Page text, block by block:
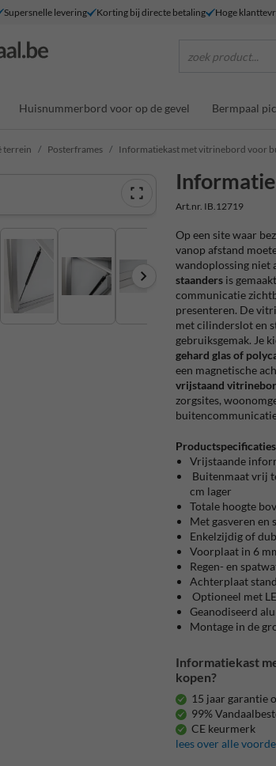
Supersnelle levering Korting bij directe betaling Hoge
zoek product...
Huisnummerbord voor op de gevel Bermpaal
terrein Posterframes Informatiekast met vitrinebord voor
Art.nr. IB.12719
Op een site waar
vanop afstand
wandoplossing niet
staanders is
communicatie
presenteren. De
met cilinderslot en
gebruiksgemak. Je
gehard glas of
een magnetische
vrijstaand
zorgsites,
Vrijstaande
Buitenmaat vrij
cm lager
Totale hoogte
Met gasveren en
Enkelzijdig of
Voorplaat in 6
Regen- en
Achterplaat
Optioneel met
Geanodiseerd
Montage in de
Informatiekast
kopen?
15 jaar garantie
99%
CE keurmerk
lees over alle